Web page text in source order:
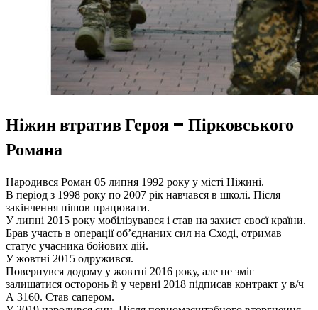
Ніжин втратив Героя – Пірковського
Романа
Народився Роман 05 липня 1992 року у місті Ніжині.
В період з 1998 року по 2007 рік навчався в школі. Після
закінчення пішов працювати.
У липні 2015 року мобілізувався і став на захист своєї країни.
Брав участь в операції об’єднаних сил на Сході, отримав
статус учасника бойових дій.
У жовтні 2015 одружився.
Повернувся додому у жовтні 2016 року, але не зміг
залишатися осторонь й у червні 2018 підписав контракт у в/ч
А 3160. Став сапером.